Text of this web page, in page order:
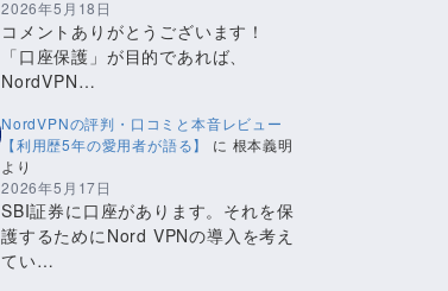
2026年5月18日
コメントありがとうございます！
「口座保護」が目的であれば、
NordVPN…
NordVPNの評判・口コミと本音レビュー
【利用歴5年の愛用者が語る】
に 根本義明
より
2026年5月17日
SBI証券に口座があります。それを保
護するためにNord VPNの導入を考え
てい…